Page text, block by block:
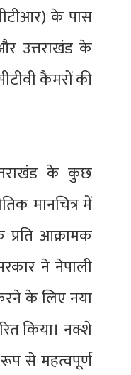
के पास
उत्तराखंड के
कैमरों की
के कुछ
मानचित्र में
आक्रामक
ने नेपाली
के लिए नया
किया। नक्शे
से महत्वपूर्ण